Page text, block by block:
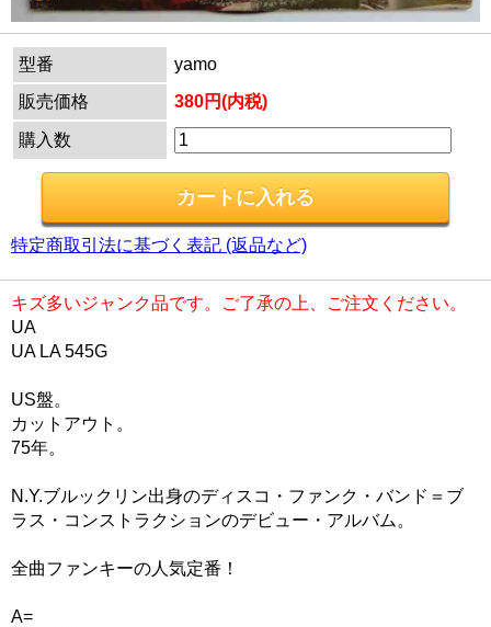
型番
yamo
販売価格
380円(内税)
購入数
特定商取引法に基づく表記 (返品など)
キズ多いジャンク品です。ご了承の上、ご注文ください。
UA
UA LA 545G
US盤。
カットアウト。
75年。
N.Y.ブルックリン出身のディスコ・ファンク・バンド＝ブ
ラス・コンストラクションのデビュー・アルバム。
全曲ファンキーの人気定番！
A=